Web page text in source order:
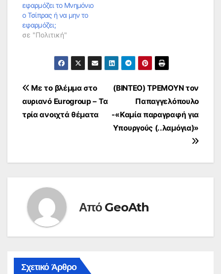
εφαρμόζει το Μνημόνιο
ο Τσίπρας ή να μην το
εφαρμόζει;
σε "Πολιτική"
Πλοήγηση
άρθρων
(ΒΙΝΤΕΟ) ΤΡΕΜΟΥΝ τον
Παπαγγελόπουλο
-«Καμία παραγραφή για
Υπουργούς (..λαμόγια)»
Με το βλέμμα στο
αυριανό Eurogroup – Τα
τρία ανοιχτά θέματα
Από GeoAth
Σχετικό Άρθρο